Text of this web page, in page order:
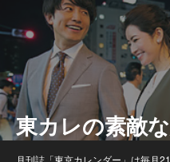
東カレの素敵
月刊誌「東京カレンダー」は毎月